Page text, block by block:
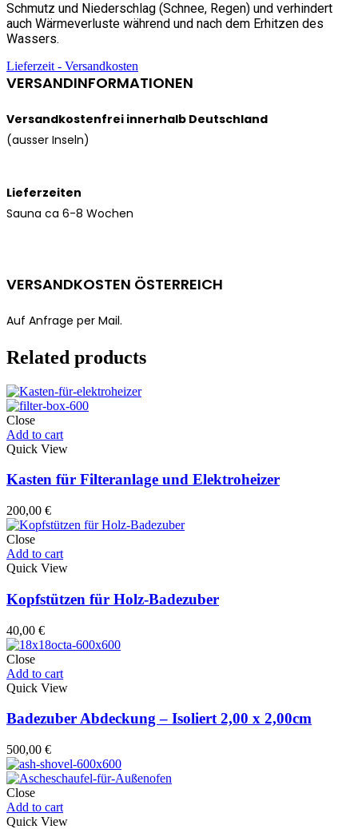
Schmutz und Niederschlag (Schnee, Regen) und verhindert
auch Wärmeverluste während und nach dem Erhitzen des
Wassers.
Lieferzeit - Versandkosten
VERSANDINFORMATIONEN
Versandkostenfrei innerhalb Deutschland
(ausser Inseln)
Lieferzeiten
Sauna ca 6-8 Wochen
VERSANDKOSTEN ÖSTERREICH
Auf Anfrage per Mail.
Related products
Close
Add to cart
Quick View
Kasten für Filteranlage und Elektroheizer
200,00 €
Close
Add to cart
Quick View
Kopfstützen für Holz-Badezuber
40,00 €
Close
Add to cart
Quick View
Badezuber Abdeckung – Isoliert 2,00 x 2,00cm
500,00 €
Close
Add to cart
Quick View